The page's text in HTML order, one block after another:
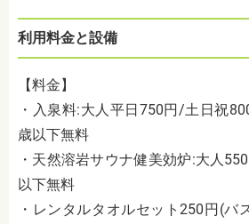
利用料金と設備
【料金】
・入泉料:大人平日750円/土日祝
歳以下無料
・天然溶岩サウナ健美効炉:大人550
以下無料
・レンタルタオルセット250円 (バ